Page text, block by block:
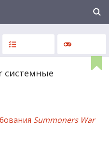
системные
Summoners War